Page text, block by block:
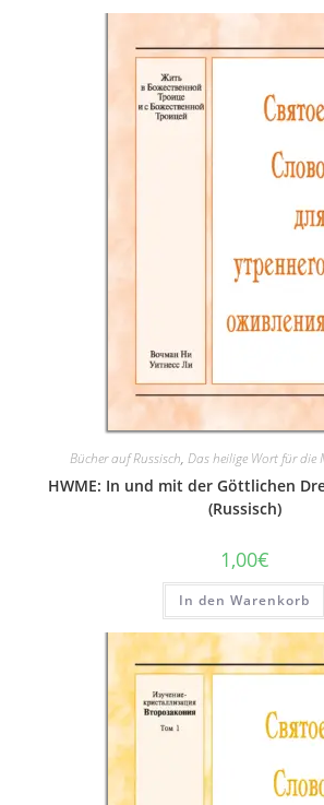
Bücher auf Russisch, Das heilige Wort für die
HWME: In und mit der Göttlichen
(Russisch)
1,00€
In den Warenkorb